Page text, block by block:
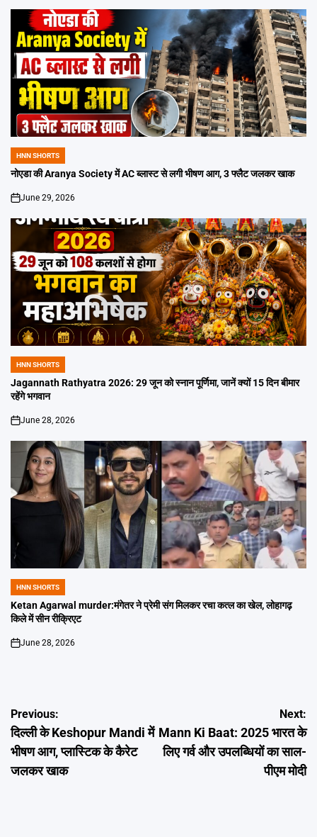
POSTED
IN
HNN SHORTS
नोएडा की Aranya Society में AC ब्लास्ट से लगी भीषण आग, 3 फ्लैट जलकर खाक
on
June 29, 2026
POSTED
IN
HNN SHORTS
Jagannath Rathyatra 2026: 29 जून को स्नान पूर्णिमा, जानें क्यों 15 दिन बीमार
रहेंगे भगवान
on
June 28, 2026
POSTED
IN
HNN SHORTS
Ketan Agarwal murder:मंगेतर ने प्रेमी संग मिलकर रचा कत्ल का खेल, लोहागढ़
किले में सीन रीक्रिएट
on
June 28, 2026
Post
navigation
Previous:
दिल्ली के Keshopur Mandi में
भीषण आग, प्लास्टिक के कैरेट
जलकर खाक
Next:
Mann Ki Baat: 2025 भारत के
लिए गर्व और उपलब्धियों का साल-
पीएम मोदी